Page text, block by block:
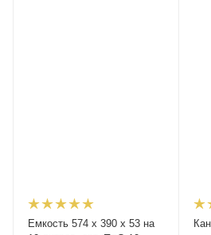
Емкость 574 х 390 х 53 на